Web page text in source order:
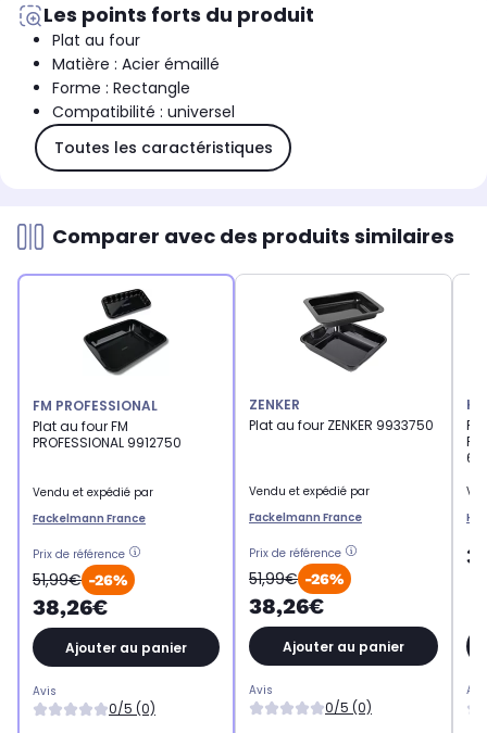
Les points forts du produit
Plat au four
Matière : Acier émaillé
Forme : Rectangle
Compatibilité : universel
Toutes les caractéristiques
Comparer avec des produits similaires
FM PROFESSIONAL
Plat au four FM
PROFESSIONAL 9912750
Vendu et expédié par
Fackelmann France
Prix de référence
51,99€ -26%
38,26€
Ajouter au panier
Avis
0/5 (0)
ZENKER
Plat au four ZENKER 9933750
Vendu et expédié par
Fackelmann France
Prix de référence
51,99€ -26%
38,26€
Ajouter au panier
Avis
0/5 (0)